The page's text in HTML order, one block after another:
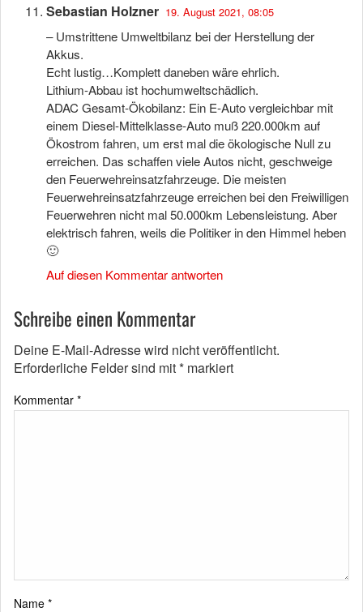
Sebastian Holzner 19. August 2021, 08:05
– Umstrittene Umweltbilanz bei der Herstellung der
Akkus.
Echt lustig…Komplett daneben wäre ehrlich.
Lithium-Abbau ist hochumweltschädlich.
ADAC Gesamt-Ökobilanz: Ein E-Auto vergleichbar mit
einem Diesel-Mittelklasse-Auto muß 220.000km auf
Ökostrom fahren, um erst mal die ökologische Null zu
erreichen. Das schaffen viele Autos nicht, geschweige
den Feuerwehreinsatzfahrzeuge. Die meisten
Feuerwehreinsatzfahrzeuge erreichen bei den Freiwilligen
Feuerwehren nicht mal 50.000km Lebensleistung. Aber
elektrisch fahren, weils die Politiker in den Himmel heben
🙂
Auf diesen Kommentar antworten
Schreibe einen Kommentar
Deine E-Mail-Adresse wird nicht veröffentlicht.
Erforderliche Felder sind mit* markiert
Kommentar *
Name *